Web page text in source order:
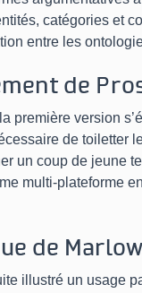
catégories et
entre les
de
première version
de toiletter
un coup de jeune
multi-plateforme
de
illustré un usage